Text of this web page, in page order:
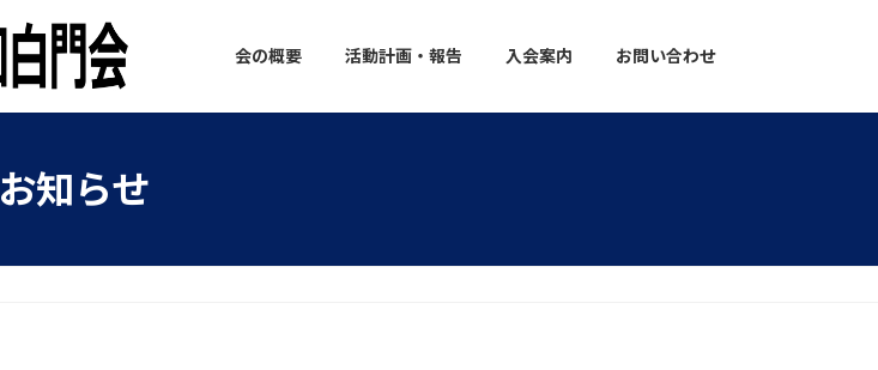
会の概要 活動計画・報告 入会案内 お問い合わせ
お知らせ